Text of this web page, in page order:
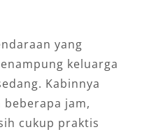
yang
keluarga
Kabinnya
jam,
cukup praktis